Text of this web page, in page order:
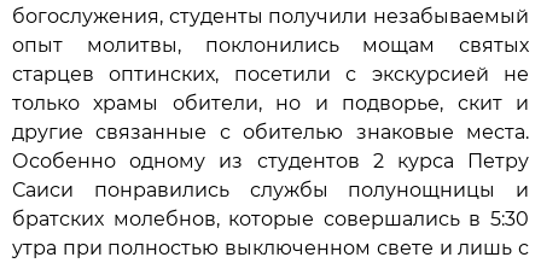
богослужения, студенты получили незабываемый
опыт молитвы, поклонились мощам святых
старцев оптинских, посетили с экскурсией не
только храмы обители, но и подворье, скит и
другие связанные с обителью знаковые места.
Особенно одному из студентов 2 курса Петру
Саиси понравились службы полунощницы и
братских молебнов, которые совершались в 5:30
утра при полностью выключенном свете и лишь с